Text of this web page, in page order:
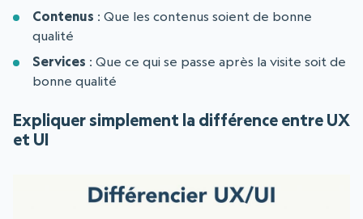
Contenus : Que les contenus soient de bonne
qualité
Services : Que ce qui se passe après la visite soit de
bonne qualité
Expliquer simplement la différence entre UX
et UI